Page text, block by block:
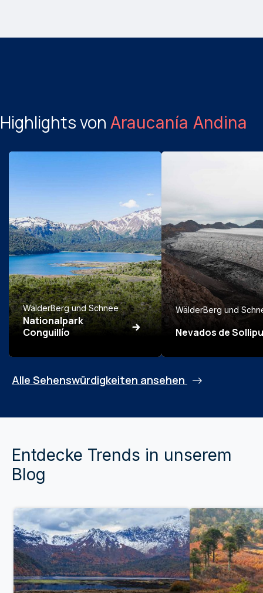
Highlights von Araucanía Andina
WälderBerg und Schnee
Nationalpark
Conguillío
WälderBerg und
Nevados de
Alle Sehenswürdigkeiten ansehen
Entdecke Trends in unserem
Blog